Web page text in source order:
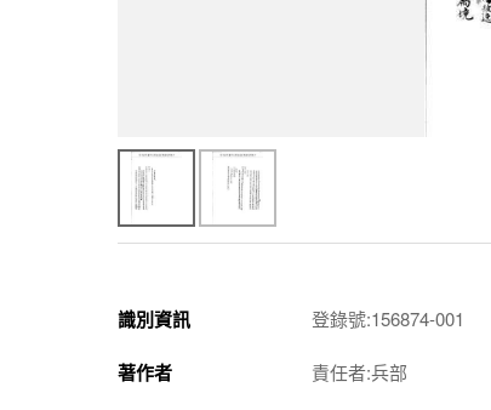
識別資訊 登錄號:156874-001
著作者 責任者:兵部